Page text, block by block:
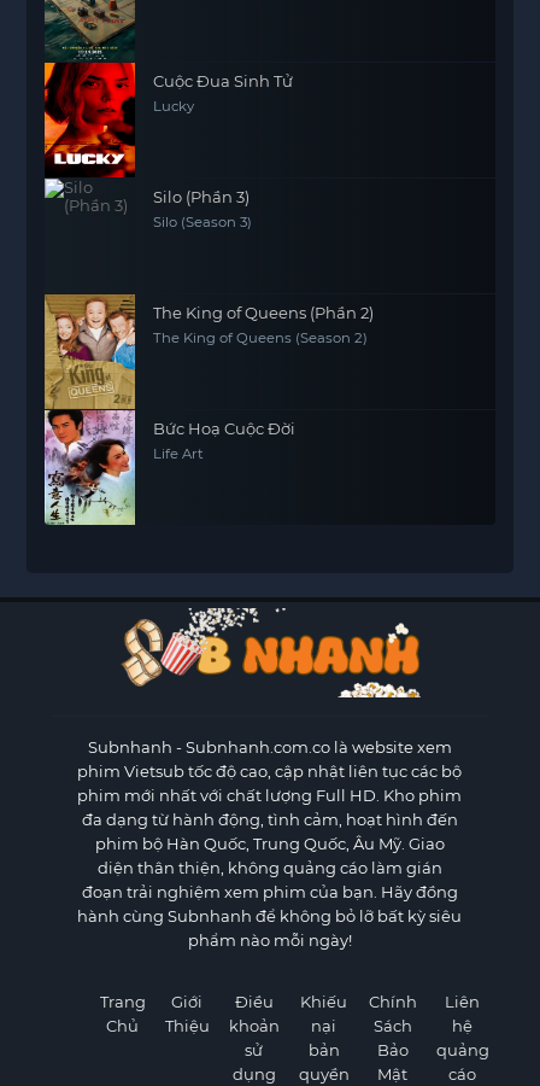
Cuộc Đua Sinh Tử
Lucky
Silo (Phần 3)
Silo (Season 3)
The King of Queens (Phần 2)
The King of Queens (Season 2)
Bức Hoạ Cuộc Đời
Life Art
Subnhanh - Subnhanh.com.co là website xem
phim Vietsub tốc độ cao, cập nhật liên tục các bộ
phim mới nhất với chất lượng Full HD. Kho phim
đa dạng từ hành động, tình cảm, hoạt hình đến
phim bộ Hàn Quốc, Trung Quốc, Âu Mỹ. Giao
diện thân thiện, không quảng cáo làm gián
đoạn trải nghiệm xem phim của bạn. Hãy đồng
hành cùng Subnhanh để không bỏ lỡ bất kỳ siêu
phẩm nào mỗi ngày!
Trang
Chủ
Giới
Thiệu
Điều
khoản
sử
dụng
Khiếu
nại
bản
quyền
Chính
Sách
Bảo
Mật
Liên
hệ
quảng
cáo